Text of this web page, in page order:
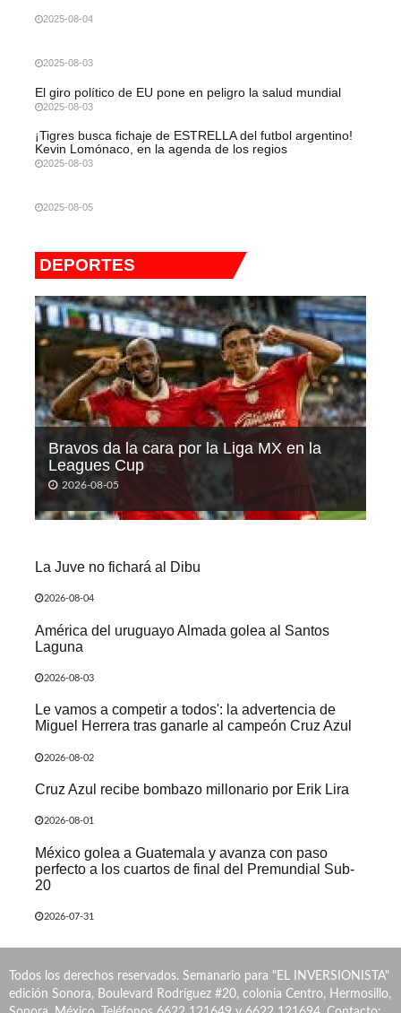
2025-08-04
2025-08-03
El giro político de EU pone en peligro la salud mundial
2025-08-03
¡Tigres busca fichaje de ESTRELLA del futbol argentino!
Kevin Lomónaco, en la agenda de los regios
2025-08-03
2025-08-05
DEPORTES
Bravos da la cara por la Liga MX en la
Leagues Cup
2026-08-05
La Juve no fichará al Dibu
2026-08-04
América del uruguayo Almada golea al Santos
Laguna
2026-08-03
Le vamos a competir a todos': la advertencia de
Miguel Herrera tras ganarle al campeón Cruz Azul
2026-08-02
Cruz Azul recibe bombazo millonario por Erik Lira
2026-08-01
México golea a Guatemala y avanza con paso
perfecto a los cuartos de final del Premundial Sub-
20
2026-07-31
Todos los derechos reservados. Semanario para "EL INVERSIONISTA"
edición Sonora, Boulevard Rodríguez #20, colonia Centro, Hermosillo,